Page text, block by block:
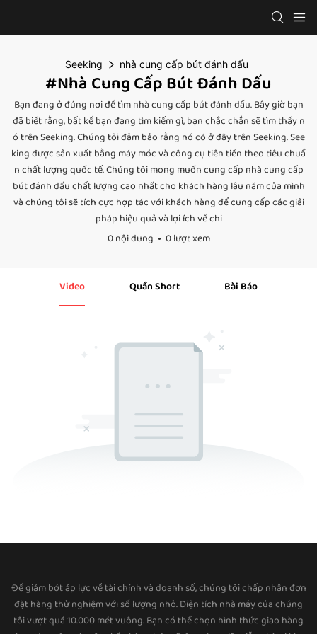
Seeking nhà cung cấp bút đánh dấu
#nhà Cung Cấp Bút Đánh Dấu
Bạn đang ở đúng nơi để tìm nhà cung cấp bút đánh dấu. Bây giờ bạn
đã biết rằng, bất kể bạn đang tìm kiếm gì, bạn chắc chắn sẽ tìm thấy n
ó trên Seeking. Chúng tôi đảm bảo rằng nó có ở đây trên Seeking. See
king được sản xuất bằng máy móc và công cụ tiên tiến theo tiêu chuẩ
n chất lượng quốc tế. Chúng tôi mong muốn cung cấp nhà cung cấp
bút đánh dấu chất lượng cao nhất cho khách hàng lâu năm của mình
và chúng tôi sẽ tích cực hợp tác với khách hàng để cung cấp các giải
pháp hiệu quả và lợi ích về chi
0 nội dung
0 lượt xem
Video Quần Short Bài Báo
Để giảm bớt áp lực về tài chính và doanh số, chúng tôi chấp nhận đơn
đặt hàng thử nghiệm với số lượng nhỏ. Diện tích nhà máy của chúng
tôi vượt quá 10.000 mét vuông. Bạn có thể chọn hình thức giao hàng